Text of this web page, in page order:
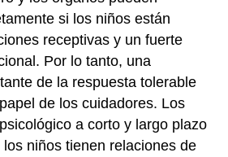
si los niños están
receptivas y un fuerte
Por lo tanto, una
de la respuesta tolerable
de los cuidadores. Los
a corto y largo plazo
niños tienen relaciones de